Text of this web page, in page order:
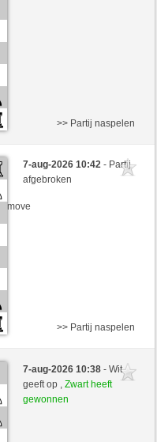
move
>> Partij naspelen
7-aug-2026 10:42- Partij
afgebroken
move
>> Partij naspelen
7-aug-2026 10:38- Wit
geeft op ,Zwart heeft
gewonnen